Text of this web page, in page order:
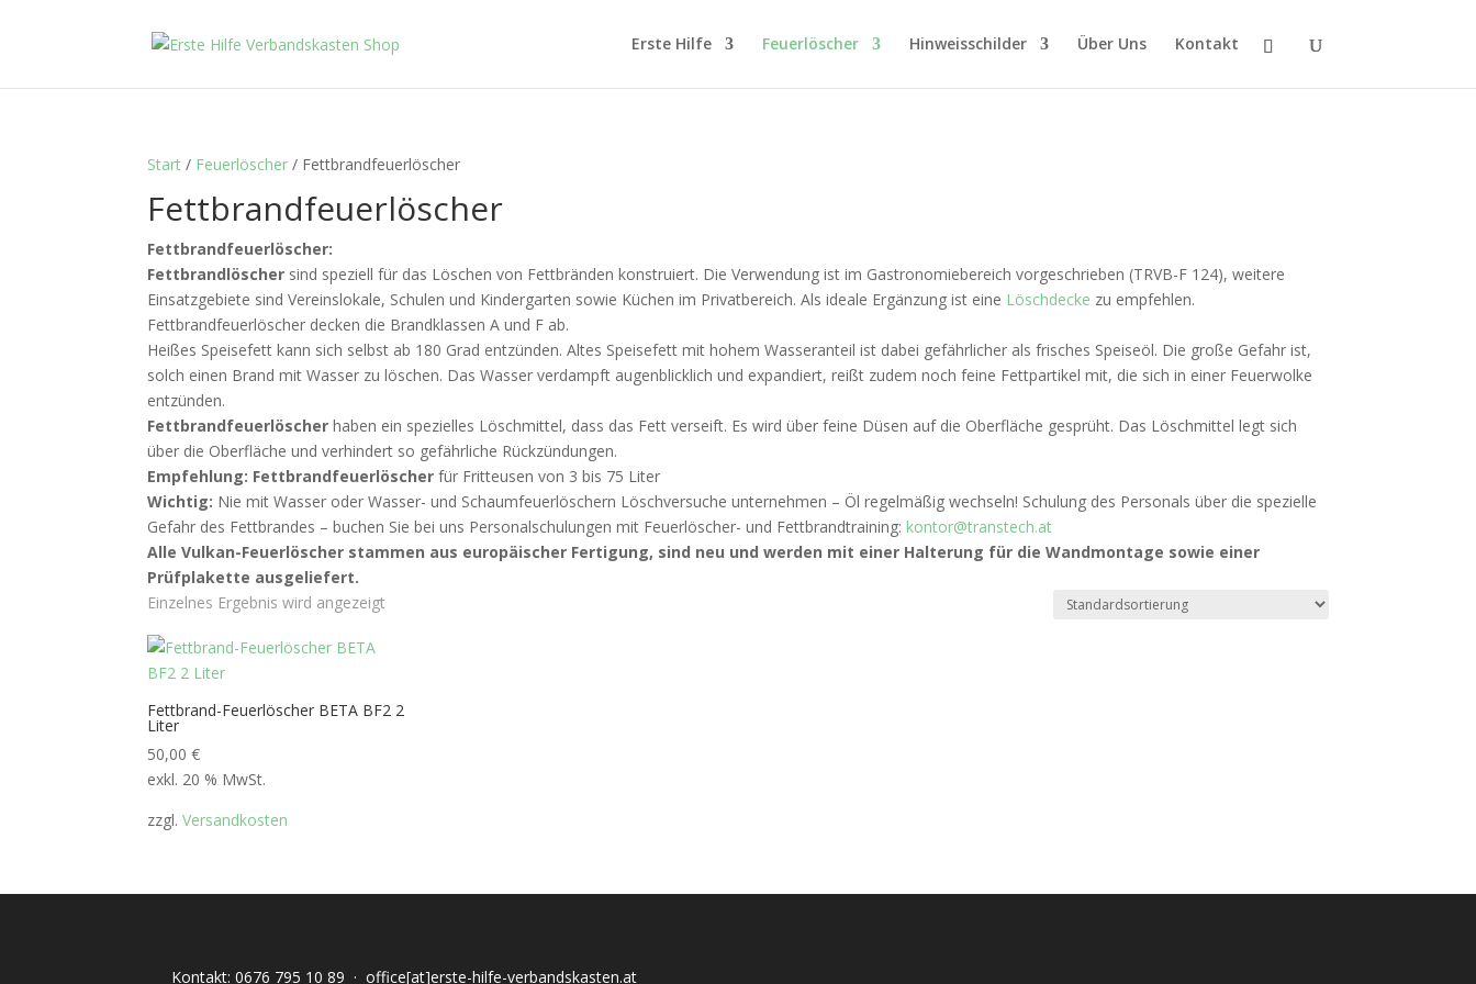
Erste Hilfe Feuerlöscher Hinweisschilder Über Uns Kontakt
Start / Feuerlöscher / Fettbrandfeuerlöscher
Fettbrandfeuerlöscher
Fettbrandfeuerlöscher:
Fettbrandlöscher sind speziell für das Löschen von Fettbränden konstruiert. Die Verwendung ist im Gastronomiebereich vorgeschrieben (TRVB-F 124), weitere
Einsatzgebiete sind Vereinslokale, Schulen und Kindergarten sowie Küchen im Privatbereich. Als ideale Ergänzung ist eine Löschdecke zu empfehlen.
Fettbrandfeuerlöscher decken die Brandklassen A und F ab.
Heißes Speisefett kann sich selbst ab 180 Grad entzünden. Altes Speisefett mit hohem Wasseranteil ist dabei gefährlicher als frisches Speiseöl. Die große Gefahr ist,
solch einen Brand mit Wasser zu löschen. Das Wasser verdampft augenblicklich und expandiert, reißt zudem noch feine Fettpartikel mit, die sich in einer Feuerwolke
entzünden.
Fettbrandfeuerlöscher haben ein spezielles Löschmittel, dass das Fett verseift. Es wird über feine Düsen auf die Oberfläche gesprüht. Das Löschmittel legt sich
über die Oberfläche und verhindert so gefährliche Rückzündungen.
Empfehlung: Fettbrandfeuerlöscher für Fritteusen von 3 bis 75 Liter
Wichtig: Nie mit Wasser oder Wasser- und Schaumfeuerlöschern Löschversuche unternehmen – Öl regelmäßig wechseln! Schulung des Personals über die spezielle
Gefahr des Fettbrandes – buchen Sie bei uns Personalschulungen mit Feuerlöscher- und Fettbrandtraining: kontor@transtech.at
Alle Vulkan-Feuerlöscher stammen aus europäischer Fertigung, sind neu und werden mit einer Halterung für die Wandmontage sowie einer
Prüfplakette ausgeliefert.
Einzelnes Ergebnis wird angezeigt
Fettbrand-Feuerlöscher BETA BF2 2
Liter
50,00€
exkl. 20 % MwSt.
zzgl.Versandkosten
Kontakt:0676 795 10 89 ·office[at]erste-hilfe-verbandskasten.at